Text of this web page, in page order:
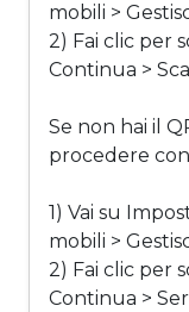
mobili >
2) Fai clic per
Continua >
Se non hai il
procedere
1) Vai su
mobili >
2) Fai clic per
Continua >